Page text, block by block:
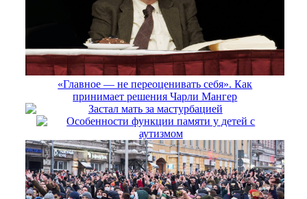
«Главное — не переоценивать себя». Как
принимает решения Чарли Мангер
Застал мать за мастурбацией
Особенности функции памяти у детей с
аутизмом